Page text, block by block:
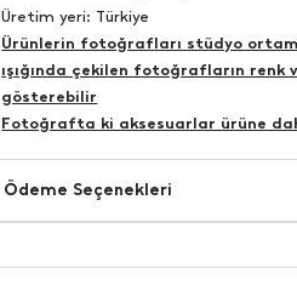
Üretim yeri: Türkiye
Ürünlerin fotoğrafları stüdyo
ışığında çekilen fotoğrafların renk
gösterebilir
Fotoğrafta ki aksesuarlar ürüne
Ödeme Seçenekleri